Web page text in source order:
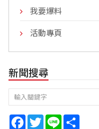
我要爆料
活動專頁
新聞搜尋
Facebook
TwitterLine